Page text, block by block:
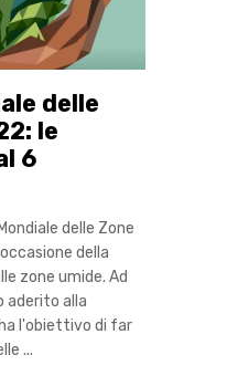
delle
le
6
delle Zone
della
zone umide. Ad
aderito alla
l'obiettivo di far